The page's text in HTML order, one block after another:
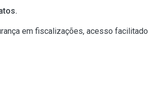
em fiscalizações, acesso